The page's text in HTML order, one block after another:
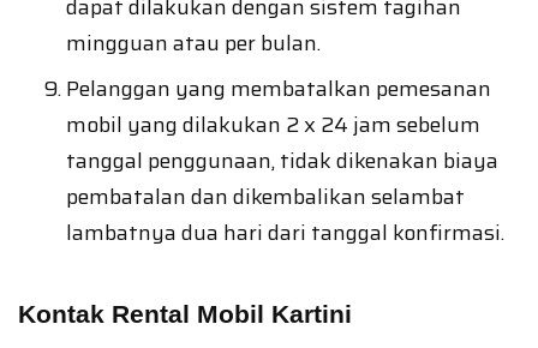
dapat dilakukan dengan sistem tagihan
mingguan atau per bulan.
Pelanggan yang membatalkan pemesanan
mobil yang dilakukan 2 x 24 jam sebelum
tanggal penggunaan, tidak dikenakan biaya
pembatalan dan dikembalikan selambat
lambatnya dua hari dari tanggal konfirmasi.
Kontak Rental Mobil Kartini